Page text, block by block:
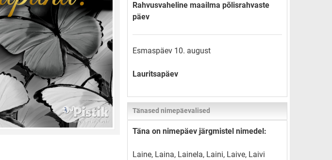
Rahvusvaheline maailma põlisrahvaste
päev
Esmaspäev 10. august
Lauritsapäev
Tänased nimepäevalised
Täna on nimepäev järgmistel nimedel:
Laine, Laina, Lainela, Laini, Laive, Laivi